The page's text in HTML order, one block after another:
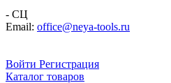
- СЦ
Email: office@neya-tools.ru
Войти Регистрация
Каталог товаров